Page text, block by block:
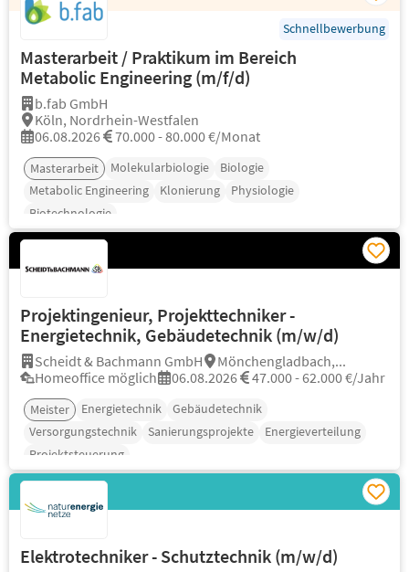
Schnellbewerbung
Masterarbeit / Praktikum im Bereich
Metabolic Engineering (m/f/d)
b.fab GmbH
Köln, Nordrhein-Westfalen
06.08.2026
70.000 - 80.000 €/Monat
Masterarbeit Molekularbiologie
Biologie
Metabolic Engineering
Klonierung
Physiologie
Biotechnologie
Projektingenieur, Projekttechniker -
Energietechnik, Gebäudetechnik (m/w/d)
Scheidt & Bachmann GmbH
Mönchengladbach,...
Homeoffice möglich
06.08.2026 47.000 - 62.000 €/Jahr
Meister Energietechnik
Gebäudetechnik
Versorgungstechnik
Sanierungsprojekte
Energieverteilung
Projektsteuerung
Elektrotechniker - Schutztechnik (m/w/d)